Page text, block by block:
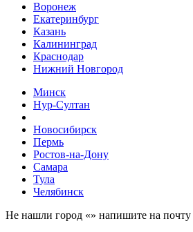
Воронеж
Екатеринбург
Казань
Калининград
Краснодар
Нижний Новгород
Минск
Нур-Султан
Новосибирск
Пермь
Ростов-на-Дону
Самара
Тула
Челябинск
Не нашли город «» напишите на почту